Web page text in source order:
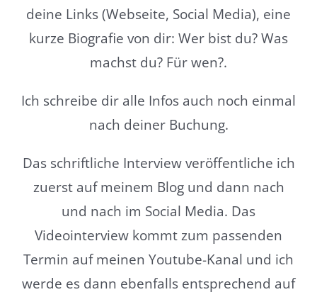
deine Links (Webseite, Social Media), eine
kurze Biografie von dir: Wer bist du? Was
machst du? Für wen?.
Ich schreibe dir alle Infos auch noch einmal
nach deiner Buchung.
Das schriftliche Interview veröffentliche ich
zuerst auf meinem Blog und dann nach
und nach im Social Media. Das
Videointerview kommt zum passenden
Termin auf meinen Youtube-Kanal und ich
werde es dann ebenfalls entsprechend auf